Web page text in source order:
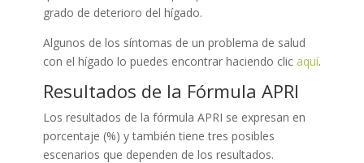
grado de deterioro del hígado.
Algunos de los síntomas de un problema de salud
con el hígado lo puedes encontrar haciendo clic aquí.
Resultados de la Fórmula APRI
Los resultados de la fórmula APRI se expresan en
porcentaje (%) y también tiene tres posibles
escenarios que dependen de los resultados.